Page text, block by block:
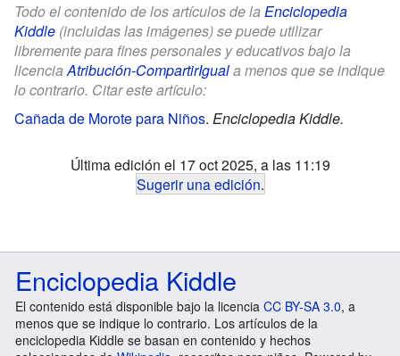
Todo el contenido de los artículos de la Enciclopedia
Kiddle (incluidas las imágenes) se puede utilizar
libremente para fines personales y educativos bajo la
licenciaAtribución-CompartirIguala menos que se indique
lo contrario. Citar este artículo:
Cañada de Morote para Niños. Enciclopedia Kiddle.
Última edición el 17 oct 2025, a las 11:19
Sugerir una edición.
Enciclopedia Kiddle
El contenido está disponible bajo la licencia CC BY-SA 3.0, a
menos que se indique lo contrario. Los artículos de la
enciclopedia Kiddle se basan en contenido y hechos